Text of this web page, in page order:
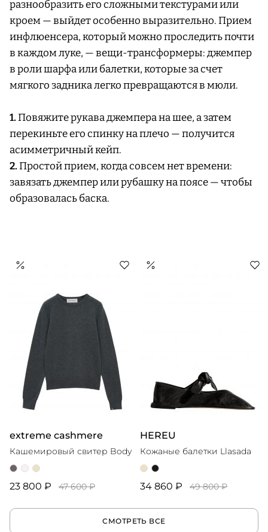
разнообразить его сложными текстурами или
кроем — выйдет особенно выразительно. Прием
инфлюенсера, который можно проследить почти
в каждом луке, — вещи-трансформеры: джемпер
в роли шарфа или балетки, которые за счет
мягкого задника легко превращаются в мюли.
1.Повяжите рукава джемпера на шее, а затем
перекиньте его спинку на плечо — получится
асимметричный кейп.
2.Простой прием, когда совсем нет времени:
завязать джемпер или рубашку на поясе — чтобы
образовалась баска.
extreme cashmere
Кашемировый свитер Body
23 800 ₽ 47 600 ₽
HEREU
Кожаные балетки Llasada
34 860 ₽ 49 800 ₽
СМОТРЕТЬ ВСЕ